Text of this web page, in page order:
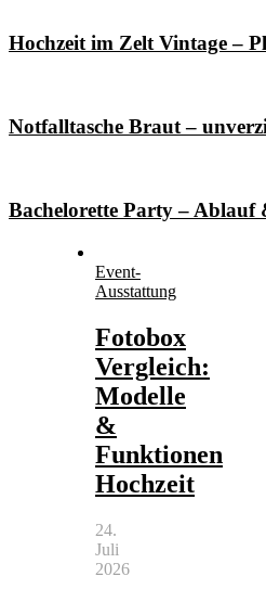
Hochzeit im Zelt Vintage –
Notfalltasche Braut –
Bachelorette Party – Ablauf
Event-
Ausstattung
Fotobox
Vergleich:
Modelle
&
Funktionen
Hochzeit
24.
Juli
2026